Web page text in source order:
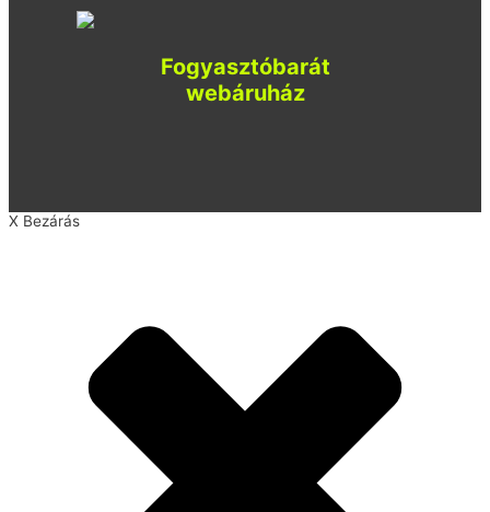
Fogyasztóbarát
webáruház
X Bezárás